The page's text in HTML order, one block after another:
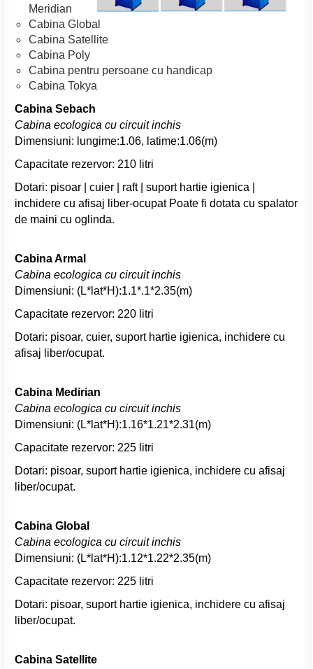
Meridian
Cabina Global
Cabina Satellite
Cabina Poly
Cabina pentru persoane cu handicap
Cabina Tokya
Cabina Sebach
Cabina ecologica cu circuit inchis
Dimensiuni: lungime:1.06, latime:1.06(m)
Capacitate rezervor: 210 litri
Dotari: pisoar | cuier | raft | suport hartie igienica |
inchidere cu afisaj liber-ocupat Poate fi dotata cu spalator
de maini cu oglinda.
Cabina Armal
Cabina ecologica cu circuit inchis
Dimensiuni: (L*lat*H):1.1*.1*2.35(m)
Capacitate rezervor: 220 litri
Dotari: pisoar, cuier, suport hartie igienica, inchidere cu
afisaj liber/ocupat.
Cabina Medirian
Cabina ecologica cu circuit inchis
Dimensiuni: (L*lat*H):1.16*1.21*2.31(m)
Capacitate rezervor: 225 litri
Dotari: pisoar, suport hartie igienica, inchidere cu afisaj
liber/ocupat.
Cabina Global
Cabina ecologica cu circuit inchis
Dimensiuni: (L*lat*H):1.12*1.22*2.35(m)
Capacitate rezervor: 225 litri
Dotari: pisoar, suport hartie igienica, inchidere cu afisaj
liber/ocupat.
Cabina Satellite